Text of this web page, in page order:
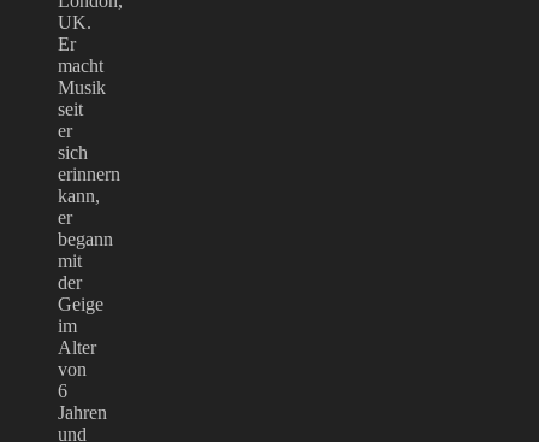
UK.
Er
macht
Musik
seit
er
sich
erinnern
kann,
er
begann
mit
der
Geige
im
Alter
von
6
Jahren
und